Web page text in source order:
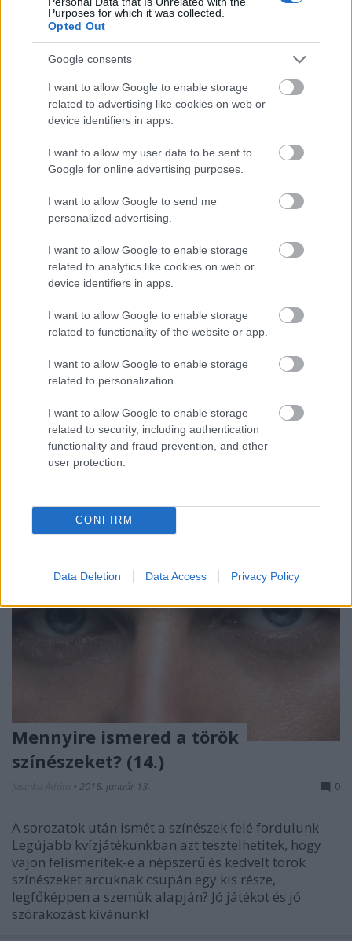
Purposes for which it was collected.
Opted Out
Google consents
I want to allow Google to enable storage
related to advertising like cookies on web or
device identifiers in apps.
I want to allow my user data to be sent to
Google for online advertising purposes.
I want to allow Google to send me
personalized advertising.
I want to allow Google to enable storage
related to analytics like cookies on web or
device identifiers in apps.
I want to allow Google to enable storage
related to functionality of the website or app.
I want to allow Google to enable storage
related to personalization.
I want to allow Google to enable storage
related to security, including authentication
functionality and fraud prevention, and other
user protection.
CONFIRM
Data Deletion Data Access Privacy Policy
kitalálnotok, kik is lehetnek. Jó…
Mennyire ismered a török
sorozatokat? (15.)
Jasinka Ádám•2018. január 20.
Legújabb kvízünkben egy korábbról már jól ismert
kell felismernetek, hogy mely sorozatokból
ragadhattunk ki egy-egy pillanatot. Jó játékot, és jó
szórakozást kívánunk!
Mennyire ismered a török
színészeket? (14.)
• 2018. január 13. 0
A sorozatok után ismét a színészek felé fordulunk.
Legújabb kvízjátékunkban azt tesztelhetitek, hogy
vajon felismeritek-e a népszerű és kedvelt török
színészeket arcuknak csupán egy kis része,
legfőképpen a szemük alapján? Jó játékot és jó
szórakozást kívánunk!